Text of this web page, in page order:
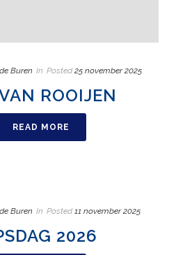
Buren In Posted 25 november 2025
ROOIJEN
READ MORE
Buren In Posted 11 november 2025
2026